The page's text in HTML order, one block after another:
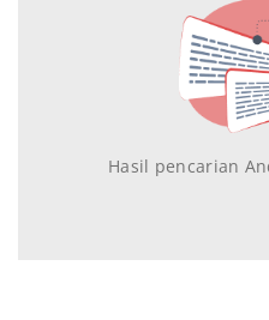
Hasil pencarian